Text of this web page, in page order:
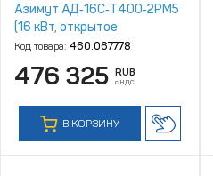
Азимут АД‑16С‑Т400‑2РM5
(16 кВт, открытое
исполнение, двигатель
Код товара: 460.067778
476 325 RUB
с НДС
В КОРЗИНУ